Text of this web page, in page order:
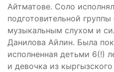
Айтматове. Соло
подготовительной
музыкальным слухом и
Данилова Айлин. Была
исполненная детьми 6(!)
и девочка из